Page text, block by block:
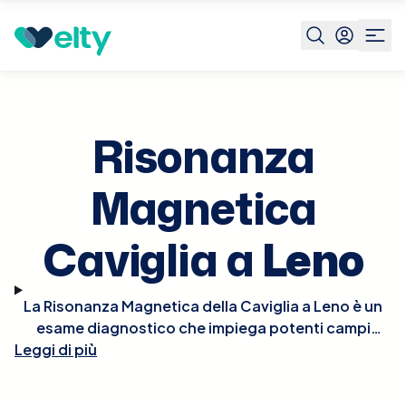
Prenota visita Risonanza Magnetica Caviglia Leno
Risonanza
Magnetica
Caviglia a Leno
La Risonanza Magnetica della Caviglia a Leno è un
esame diagnostico che impiega potenti campi
magnetici per generare immagini dettagliate delle
Leggi di più